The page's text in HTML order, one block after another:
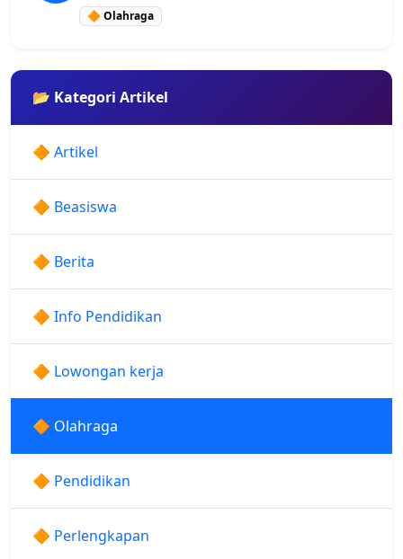
🔶 Olahraga
📂 Kategori Artikel
🔶 Artikel
🔶 Beasiswa
🔶 Berita
🔶 Info Pendidikan
🔶 Lowongan kerja
🔶 Olahraga
🔶 Pendidikan
🔶 Perlengkapan